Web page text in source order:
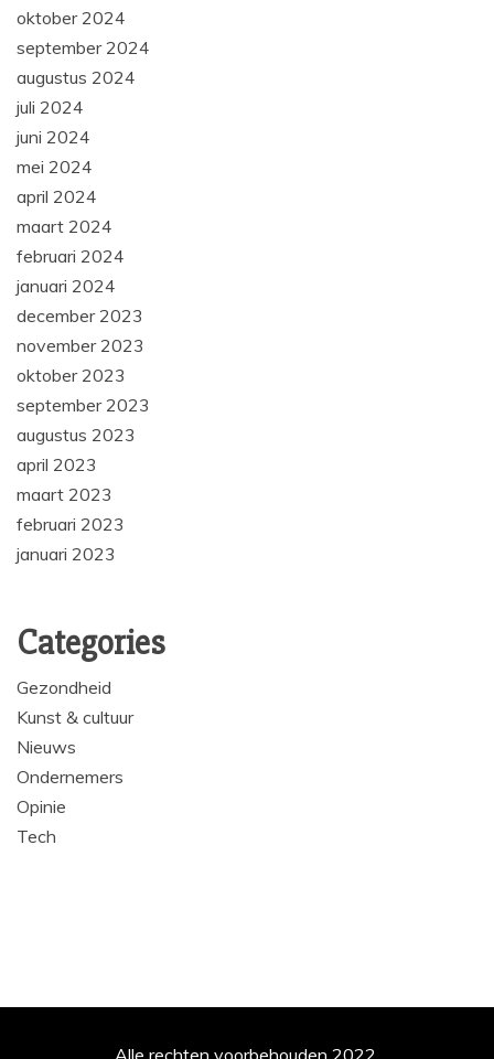
oktober 2024
september 2024
augustus 2024
juli 2024
juni 2024
mei 2024
april 2024
maart 2024
februari 2024
januari 2024
december 2023
november 2023
oktober 2023
september 2023
augustus 2023
april 2023
maart 2023
februari 2023
januari 2023
Categories
Gezondheid
Kunst & cultuur
Nieuws
Ondernemers
Opinie
Tech
Alle rechten voorbehouden 2022.